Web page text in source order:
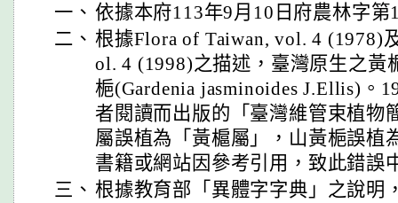
一、 依據本府113年9月10日府農林字第
二、 根據Flora of Taiwan, vol. 4 (1978)
ol. 4 (1998)之描述，臺灣原生之黃
梔(Gardenia jasminoides J.Ellis)。
者閱讀而出版的「臺灣維管束植物
屬誤植為「黃槴屬」，山黃梔誤植
書籍或網站因參考引用，致此錯誤
三、 根據教育部「異體字字典」之說明